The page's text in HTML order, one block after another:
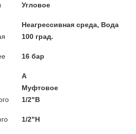
Угловое
Неагрессивная среда, Вода
100 град.
16 бар
А
Муфтовое
1/2"В
1/2"Н